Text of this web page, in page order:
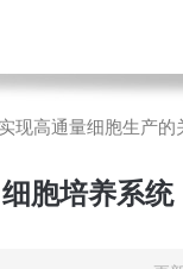
现高通量细胞生产的
细胞培养系统